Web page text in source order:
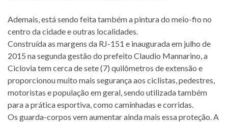
Ademais, está sendo feita também a pintura do meio-fio no
centro da cidade e outras localidades.
Construída as margens da RJ-151 e inaugurada em julho de
2015 na segunda gestão do prefeito Claudio Mannarino, a
Ciclovia tem cerca de sete (7) quilômetros de extensão e
proporcionou muito mais segurança aos ciclistas, pedestres,
motoristas e população em geral, sendo utilizada também
para a prática esportiva, como caminhadas e corridas.
Os guarda-corpos vem aumentar ainda mais essa proteção. A